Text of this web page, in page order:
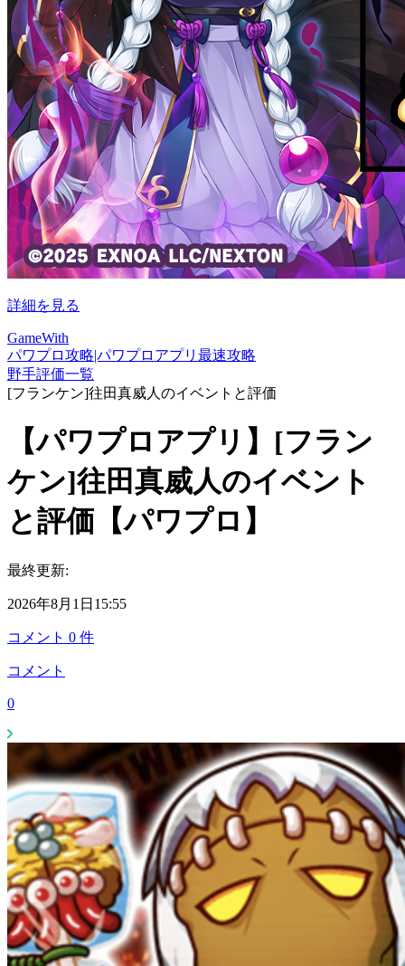
詳細を見る
GameWith
パワプロ攻略|パワプロアプリ最速攻略
野手評価一覧
[フランケン]往田真威人のイベントと評価
【パワプロアプリ】[フラン
ケン]往田真威人のイベント
と評価【パワプロ】
最終更新:
2026年8月1日15:55
コメント 0 件
コメント
0